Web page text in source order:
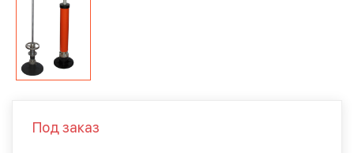
Под заказ